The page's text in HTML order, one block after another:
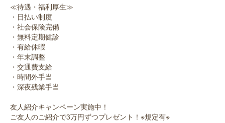
≪待遇・福利厚生≫
・日払い制度
・社会保険完備
・無料定期健診
・有給休暇
・年末調整
・交通費支給
・時間外手当
・深夜残業手当
友人紹介キャンペーン実施中！
ご友人のご紹介で3万円ずつプレゼント！※規定有※